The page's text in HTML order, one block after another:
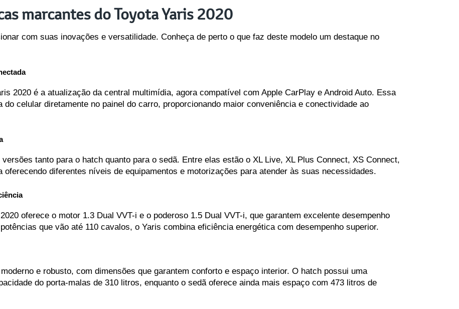
marcantes do Toyota Yaris 2020
com suas inovações e versatilidade. Conheça de perto o que faz deste modelo um destaque no
2020 é a atualização da central multimídia, agora compatível com Apple CarPlay e Android Auto. Essa
do celular diretamente no painel do carro, proporcionando maior conveniência e conectividade ao
tanto para o hatch quanto para o sedã. Entre elas estão o XL Live, XL Plus Connect, XS Connect,
oferecendo diferentes níveis de equipamentos e motorizações para atender às suas necessidades.
oferece o motor 1.3 Dual VVT-i e o poderoso 1.5 Dual VVT-i, que garantem excelente desempenho
que vão até 110 cavalos, o Yaris combina eficiência energética com desempenho superior.
e robusto, com dimensões que garantem conforto e espaço interior. O hatch possui uma
do porta-malas de 310 litros, enquanto o sedã oferece ainda mais espaço com 473 litros de